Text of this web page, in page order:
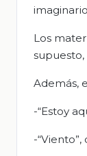
Los
Además,
-“Estoy
-